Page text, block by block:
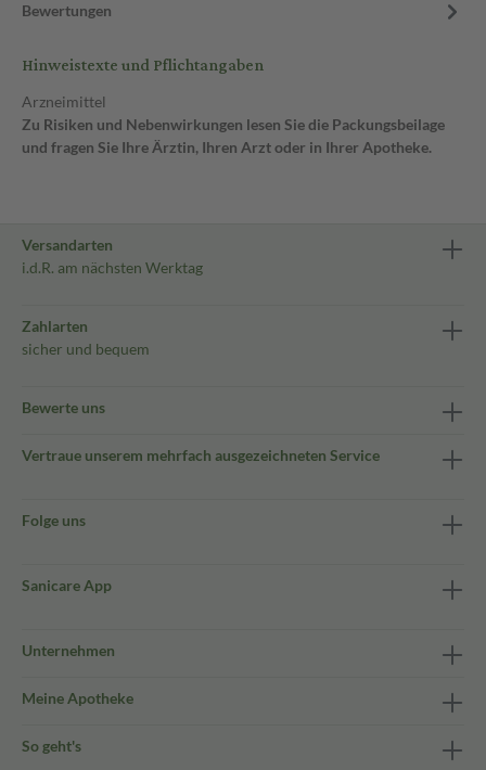
Bewertungen
Hinweistexte und Pflichtangaben
Arzneimittel
Zu Risiken und Nebenwirkungen lesen Sie die Packungsbeilage
und fragen Sie Ihre Ärztin, Ihren Arzt oder in Ihrer Apotheke.
Versandarten
i.d.R. am nächsten Werktag
Zahlarten
sicher und bequem
Bewerte uns
Vertraue unserem mehrfach ausgezeichneten Service
Folge uns
Sanicare App
Unternehmen
Meine Apotheke
So geht's